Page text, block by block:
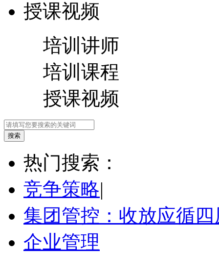
授课视频
培训讲师
培训课程
授课视频
热门搜索：
竞争策略|
集团管控：收放应循四
企业管理